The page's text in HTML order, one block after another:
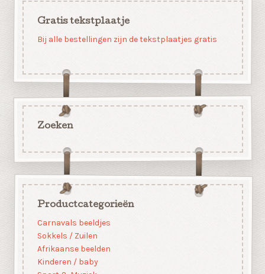
Gratis tekstplaatje
Bij alle bestellingen zijn de tekstplaatjes gratis
Zoeken
Productcategorieën
Carnavals beeldjes
Sokkels / Zuilen
Afrikaanse beelden
Kinderen / baby